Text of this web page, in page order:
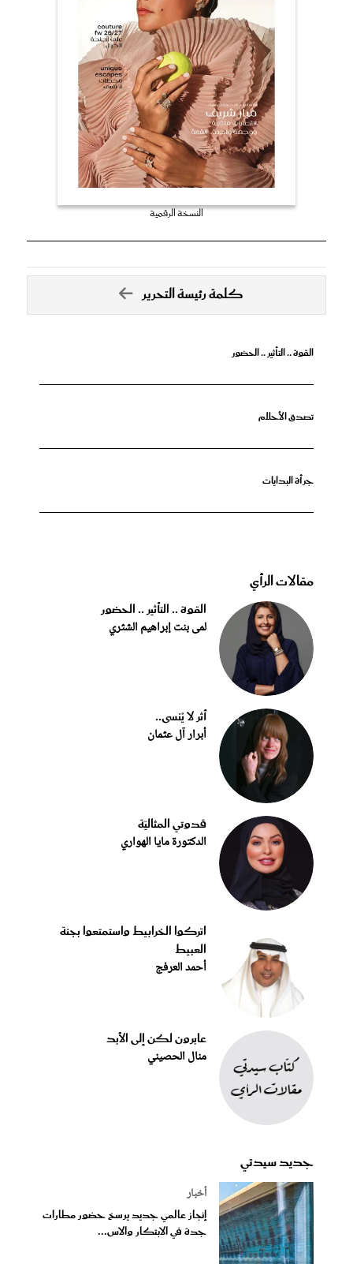
النسخة الرقمية
كلمة رئيسة التحرير
القوة .. التأثير .. الحضور
تصدق الأحلام
جرأة البدايات
مقالات الرأي
القوة .. التأثير .. الحضور
لمى بنت إبراهيم الشثري
أثر لا يُنسى..
أبرار آل عثمان
قدوتي المثاليّة
الدكتورة مايا الهواري
اتركوا الخرابيط واستمتعوا بجنة
العبيط
أحمد العرفج
عابرون لكن إلى الأبد
منال الحصيني
جديد سيدتي
أخبار
إنجاز عالمي جديد يرسخ حضور مطارات
جدة في الابتكار والاس...